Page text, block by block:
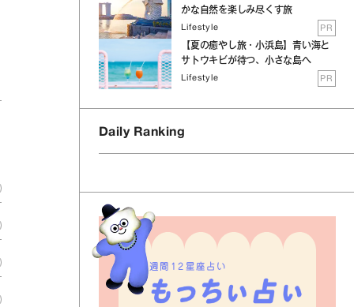
かな自然を楽しみ尽くす旅
Lifestyle PR
【夏の癒やし旅・小浜島】青い海と
サトウキビが待つ、小さな島へ
Lifestyle PR
Daily Ranking
週間12星座占い